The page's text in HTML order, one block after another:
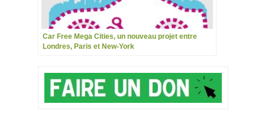
Car Free Mega Cities, un nouveau projet entre
Londres, Paris et New-York